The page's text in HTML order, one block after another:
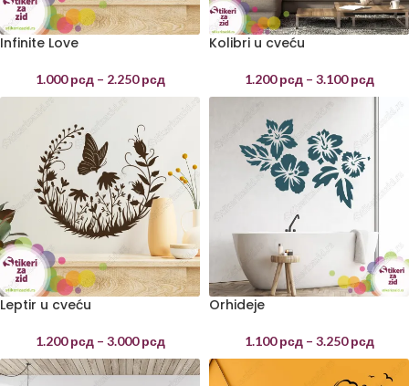
Infinite Love
1.000рсд – 2.250рсд
Kolibri u cveću
1.200рсд – 3.100рсд
Leptir u cveću
1.200рсд – 3.000рсд
Orhideje
1.100рсд – 3.250рсд